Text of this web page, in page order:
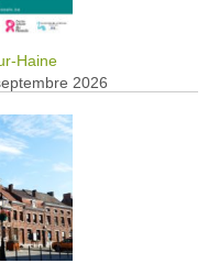
Haine
2026